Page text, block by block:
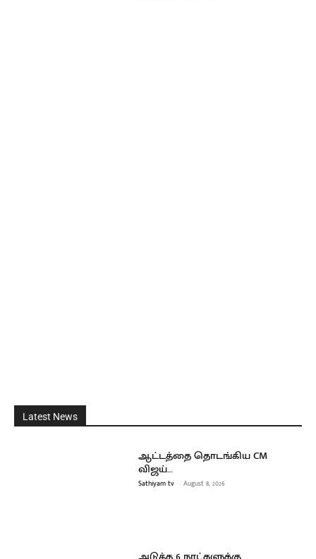
Latest News
ஆட்டத்தை தொடங்கிய CM
விஜய்…
Sathiyam tv - August 8, 2026